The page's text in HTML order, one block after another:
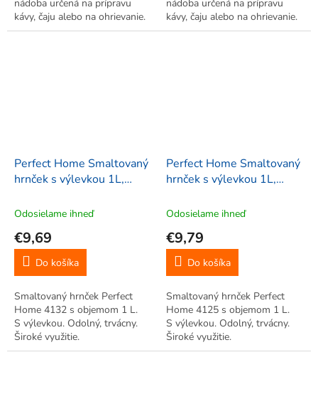
nádoba určená na prípravu
kávy, čaju alebo na ohrievanie.
S objemom 600ml.
nádoba určená na prípravu
kávy, čaju alebo na ohrievanie.
S objemom 400ml.
Perfect Home Smaltovaný
hrnček s výlevkou 1L,
Odosielame ihneď
€9,69
Do košíka
Smaltovaný hrnček Perfect
Home 4132 s objemom 1 L.
S výlevkou. Odolný, trvácny.
Široké využitie.
Perfect Home Smaltovaný
hrnček s výlevkou 1L,
Odosielame ihneď
€9,79
Do košíka
Smaltovaný hrnček Perfect
Home 4125 s objemom 1 L.
S výlevkou. Odolný, trvácny.
Široké využitie.